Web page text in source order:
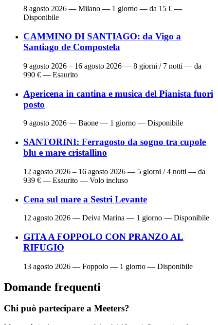
8 agosto 2026 — Milano — 1 giorno — da 15 € —
Disponibile
CAMMINO DI SANTIAGO: da Vigo a
Santiago de Compostela
9 agosto 2026 – 16 agosto 2026 — 8 giorni / 7 notti — da
990 € — Esaurito
Apericena in cantina e musica del Pianista fuori
posto
9 agosto 2026 — Baone — 1 giorno — Disponibile
SANTORINI: Ferragosto da sogno tra cupole
blu e mare cristallino
12 agosto 2026 – 16 agosto 2026 — 5 giorni / 4 notti — da
939 € — Esaurito — Volo incluso
Cena sul mare a Sestri Levante
12 agosto 2026 — Deiva Marina — 1 giorno — Disponibile
GITA A FOPPOLO CON PRANZO AL
RIFUGIO
13 agosto 2026 — Foppolo — 1 giorno — Disponibile
Domande frequenti
Chi può partecipare a Meeters?